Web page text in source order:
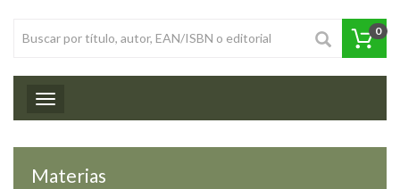
0
Toggle navigation
Materias